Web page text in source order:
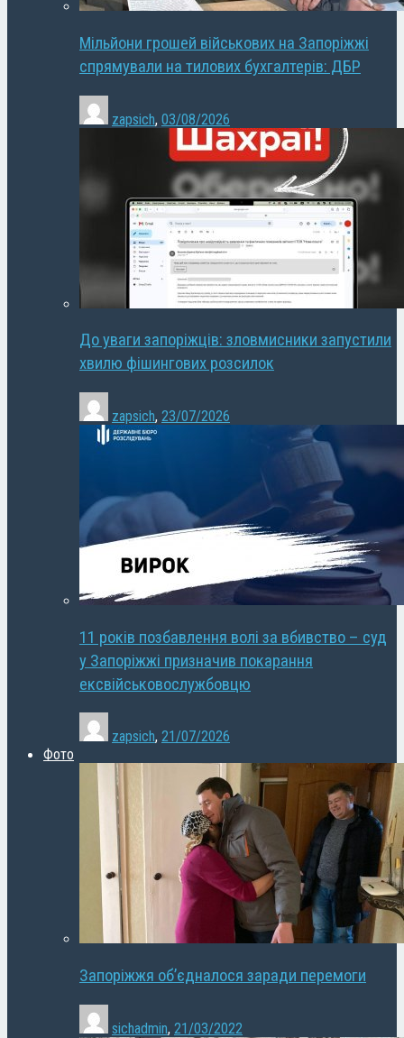
Мільйони грошей військових на Запоріжжі
спрямували на тилових бухгалтерів: ДБР
zapsich, 03/08/2026
До уваги запоріжців: зловмисники запустили
хвилю фішингових розсилок
zapsich, 23/07/2026
11 років позбавлення волі за вбивство – суд
у Запоріжжі призначив покарання
ексвійськовослужбовцю
zapsich, 21/07/2026
Фото
Запоріжжя об’єдналося заради перемоги
sichadmin, 21/03/2022